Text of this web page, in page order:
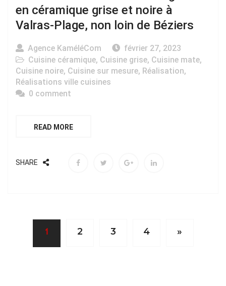
en céramique grise et noire à
Valras-Plage, non loin de Béziers
Agence KaméléCom
février 27, 2023
Cuisine céramique, Cuisine grise, Cuisine mate,
Cuisine noire, Cuisine sur mesure, Réalisation,
Réalisations ville cuisines
0 comment
READ MORE
SHARE
1 2 3 4 »